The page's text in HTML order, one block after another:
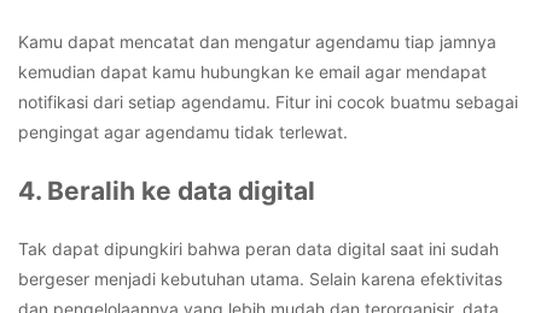
Kamu dapat mencatat dan mengatur agendamu tiap jamnya
kemudian dapat kamu hubungkan ke email agar mendapat
notifikasi dari setiap agendamu. Fitur ini cocok buatmu sebagai
pengingat agar agendamu tidak terlewat.
4. Beralih ke data digital
Tak dapat dipungkiri bahwa peran data digital saat ini sudah
bergeser menjadi kebutuhan utama. Selain karena efektivitas
dan pengelolaannya yang lebih mudah dan terorganisir, data